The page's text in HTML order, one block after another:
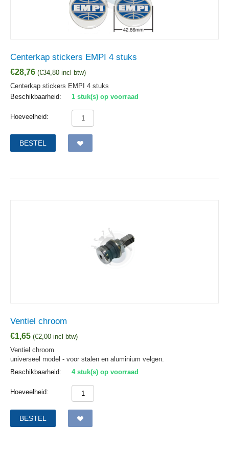
Centerkap stickers EMPI 4 stuks
€28,76 (€34,80 incl btw)
Centerkap stickers EMPI 4 stuks
Beschikbaarheid:
1 stuk(s) op voorraad
Hoeveelheid:
BESTEL
Ventiel chroom
€1,65 (€2,00 incl btw)
Ventiel chroom
universeel model - voor stalen en aluminium velgen.
Beschikbaarheid:
4 stuk(s) op voorraad
Hoeveelheid:
BESTEL